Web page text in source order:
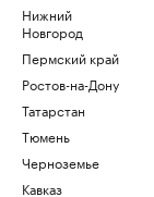
Нижний
Новгород
Пермский край
Ростов-на-Дону
Татарстан
Тюмень
Черноземье
Кавказ